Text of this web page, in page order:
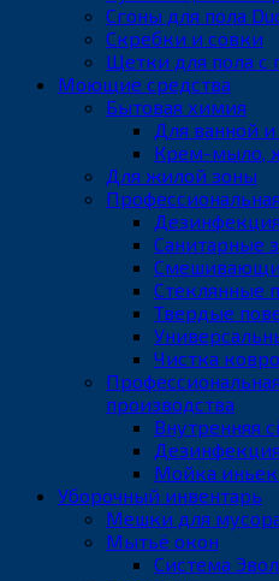
Сгоны для пола
Скребки и совки
Щетки для пола с
Моющие средства
Бытовая химия
Для ванной и
Крем-мыло,
Для жилой зоны
Санитарные
Стеклянные
Твердые
Чистка
производства
Внутренняя
Дезинфекция
Мойка
Уборочный инвентарь
Мешки для
Мытьё окон
Система